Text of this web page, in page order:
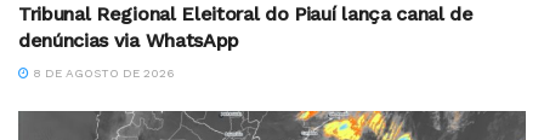
Tribunal Regional Eleitoral do Piauí lança canal de
denúncias via WhatsApp
8 DE AGOSTO DE 2026